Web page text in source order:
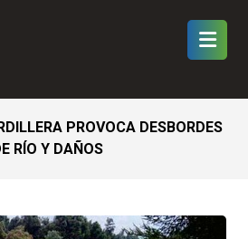
PROVOCA DESBORDES
RÍO Y DAÑOS